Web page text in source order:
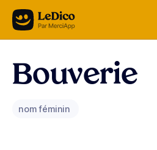
Aller au contenu
Bouverie
nom féminin